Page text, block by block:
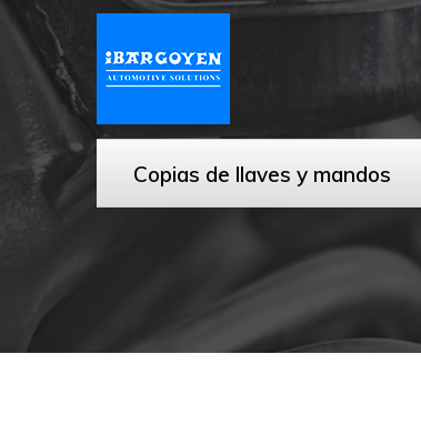
Copias de llaves y mandos